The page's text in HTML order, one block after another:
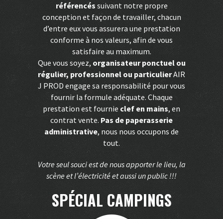
référencés suivant notre propre
conception et façon de travailler, chacun
d’entre eux vous assurera une prestation
conforme à nos valeurs, afin de vous
satisfaire au maximum.
Que vous soyez, organisateur ponctuel ou
régulier, professionnel ou particulierAIR
J PROD engage sa responsabilité pour vous
fournir la formule adéquate. Chaque
prestation est fournie clef en mains, en
contrat vente. Pas de paperasserie
administrative, nous nous occupons de
tout.
Votre seul souci est de nous apporter le lieu, la
scène et l’électricité et aussi un public !!!
SPÉCIAL CAMPINGS